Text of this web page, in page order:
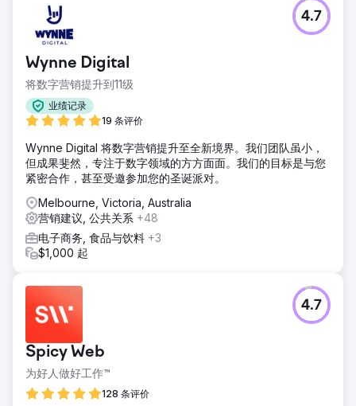
Wynne Digital
将数字营销提升到11级
业绩记录
19 条评价
4.7
Wynne Digital 将数字营销提升至全新境界。我们团队虽小，
但成果斐然，专注于数字领域的方方面面。我们的目标是与您
紧密合作，甚至受邀参加您的圣诞派对。
Melbourne, Victoria, Australia
营销建议, 公共关系 +48
电子商务, 食品与饮料 +3
$1,000 起
Spicy Web
为好人做好工作™
128 条评价
4.7